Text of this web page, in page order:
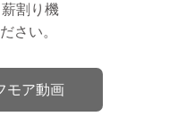
薪割り機
さい。
モア動画